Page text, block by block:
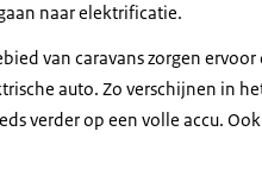
naar elektrificatie.
van caravans zorgen ervoor
auto. Zo verschijnen in
verder op een volle accu.